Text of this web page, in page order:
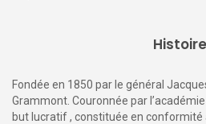
Histoire
Fondée en 1850 par le général
Grammont. Couronnée par
but lucratif , constituée en conformité